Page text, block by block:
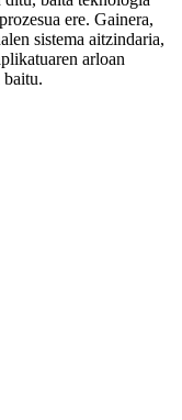
ere. Gainera,
sistema aitzindaria,
arloan
baitu.